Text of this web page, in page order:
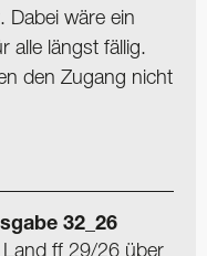
Dabei wäre ein
alle längst fällig.
den Zugang nicht
32_26
ff 29/26 über